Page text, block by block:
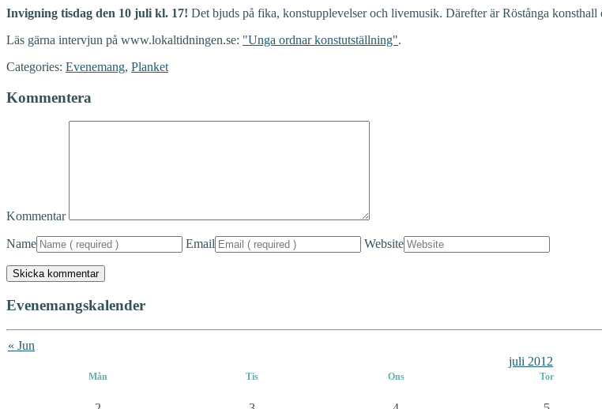
Invigning tisdag den 10 juli kl. 17! Det bjuds på fika, konstupplevelser och livemusik. Därefter är Röstånga
Läs gärna intervjun på www.lokaltidningen.se: "Unga ordnar konstutställning".
Categories: Evenemang, Planket
Kommentera
Kommentar
Name Email Website
Evenemangskalender
« Jun
juli 2012
Mån Tis Ons Tor